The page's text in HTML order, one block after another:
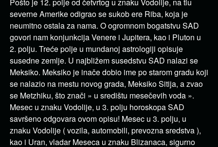
severne Amerike odigrao se sukob ere Riba, koja je
neumitno ostala za nama. O ogromnom bogatstvu SAD
govori nam konjunkcija Venere i Jupitera, kao i Pluton u
2. polju. Treće polje u mundanoj astrologiji opisuje
susedne zemlje. U najbližem susedstvu SAD nalazi se
Meksiko. Meksiko je inače dobio ime po starom gradu koji
se nalazio na mestu novog grada, Meksiko Sitija, a zvao
se Metzhiku, što znači » u središtu mesečevih voda ».
Mesec u znaku Vodolije, u 3. polju horoskopa SAD
savršeno odgovara ovom opisu! Mesec u 3. polju, u
znaku Vodolije ( vozila, automobili, prevozna sredstva ),
kao i Uran, vladar Meseca u znaku Blizanaca, sigurno